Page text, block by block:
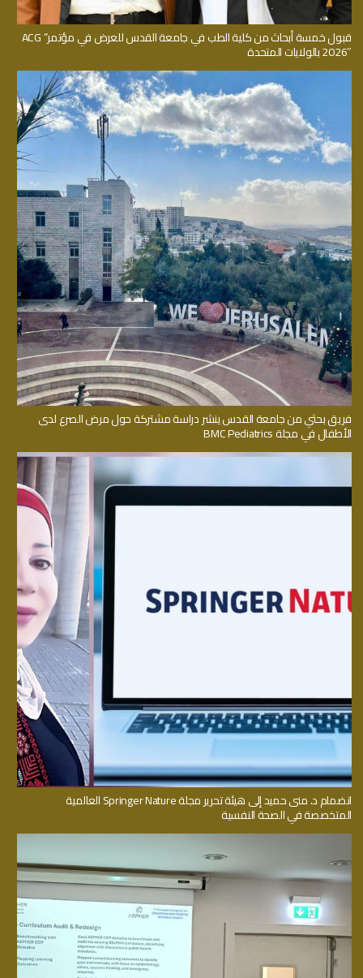
قبول خمسة أبحاث من كلية الطب في جامعة القدس للعرض في مؤتمر” ACG
2026″ بالولايات المتحدة
فريق بحثي من جامعة القدس ينشر دراسة مشتركة حول مرض الصرع لدى
الأطفال في مجلة BMC Pediatrics
انضمام د. منى حميد إلى هيئة تحرير مجلة Springer Nature العالمية
المتخصصة في الصحة النفسية